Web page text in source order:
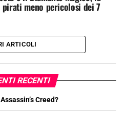
pirati meno pericolosi dei 7
ARTICOLI
RECENTI
Creed?